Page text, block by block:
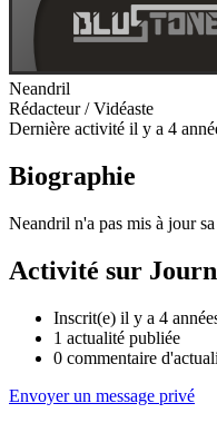
Neandril
Rédacteur / Vidéaste
Dernière activité il y a 4
Biographie
Neandril n'a pas mis à jour
Activité sur
Inscrit(e) il y a 4
1 actualité publiée
0 commentaire
Envoyer un message privé